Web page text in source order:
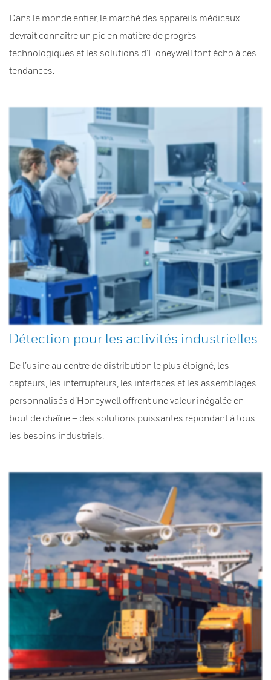
Dans le monde entier, le marché des appareils médicaux
devrait connaître un pic en matière de progrès
technologiques et les solutions d’Honeywell font écho à ces
tendances.
Détection pour les activités industrielles
De l’usine au centre de distribution le plus éloigné, les
capteurs, les interrupteurs, les interfaces et les assemblages
personnalisés d’Honeywell offrent une valeur inégalée en
bout de chaîne – des solutions puissantes répondant à tous
les besoins industriels.